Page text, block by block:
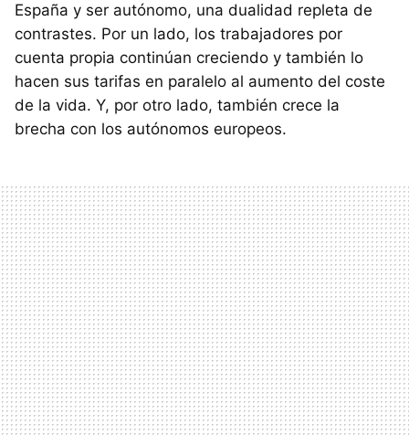
España y ser autónomo, una dualidad repleta de
contrastes. Por un lado, los trabajadores por
cuenta propia continúan creciendo y también lo
hacen sus tarifas en paralelo al aumento del coste
de la vida. Y, por otro lado, también crece la
brecha con los autónomos europeos.